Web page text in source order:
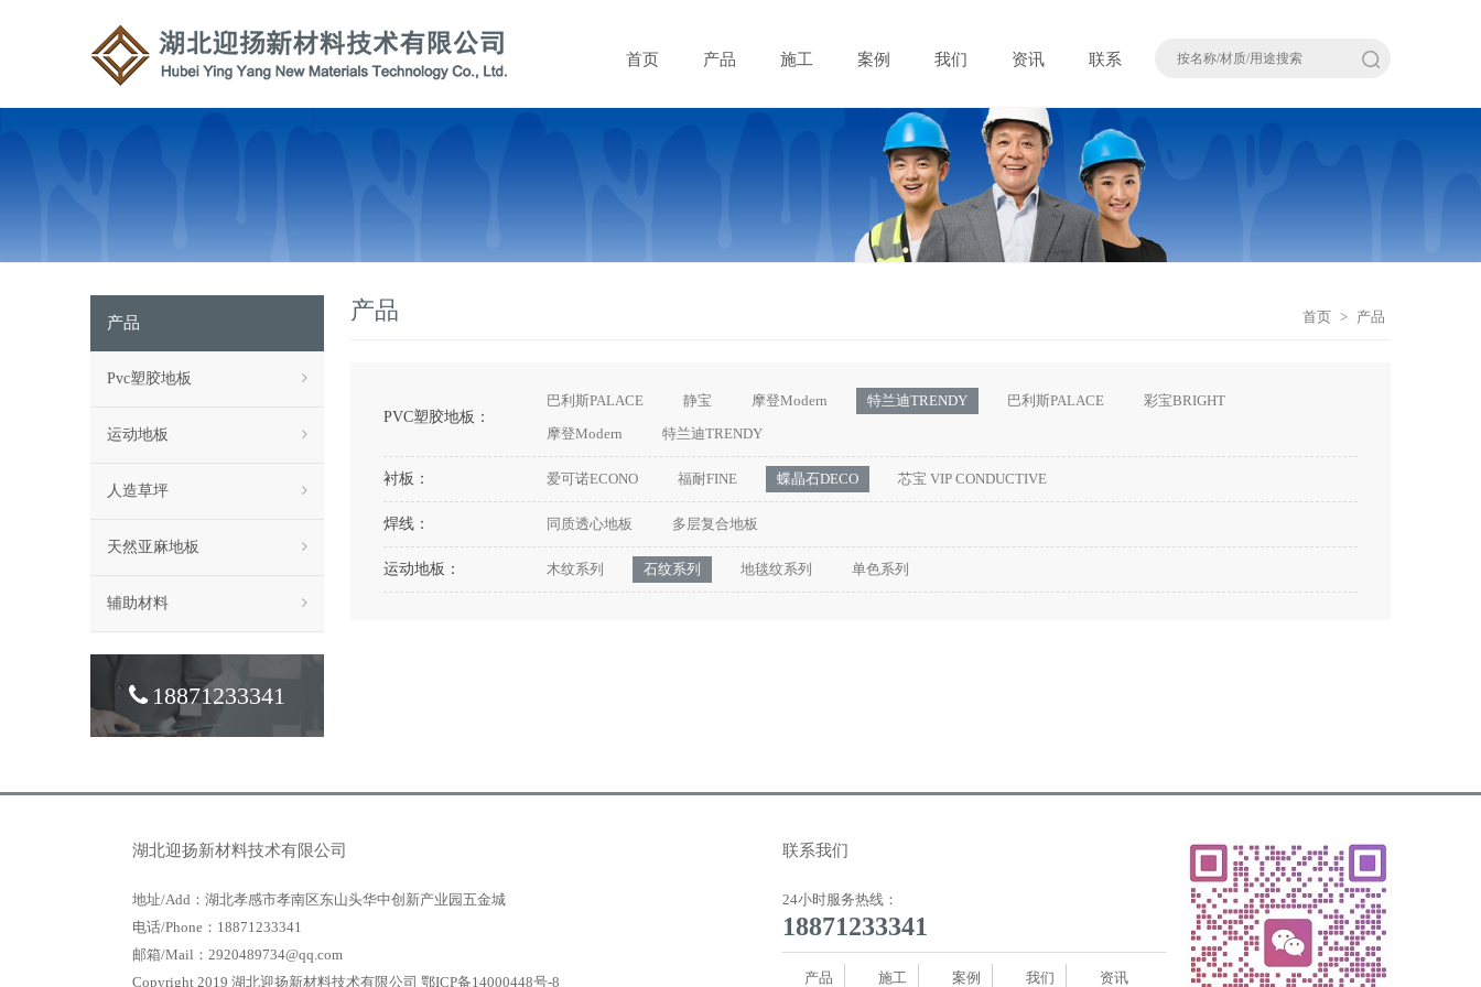
首页 产品 施工 案例 我们 资讯 联系
产品
Pvc塑胶地板
运动地板
人造草坪
天然亚麻地板
辅助材料
18871233341
产品 首页 > 产品
PVC塑胶地板：
巴利斯PALACE 静宝 摩登Modern 特兰迪TRENDY 巴利斯PALACE
彩宝BRIGHT
摩登Modern
特兰迪TRENDY
衬板： 爱可诺ECONO 福耐FINE 蝶晶石DECO 芯宝 VIP CONDUCTIVE
焊线： 同质透心地板 多层复合地板
运动地板： 木纹系列 石纹系列 地毯纹系列 单色系列
湖北迎扬新材料技术有限公司
地址/Add：湖北孝感市孝南区东山头华中创新产业园五金城
电话/Phone：18871233341
邮箱/Mail：2920489734@qq.com
Copyright 2019 湖北迎扬新材料技术有限公司 鄂ICP备14000448号-8
联系我们
24小时服务热线：
18871233341
产品 施工 案例 我们 资讯